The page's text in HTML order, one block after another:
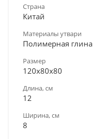
Страна
Китай
Материалы утвари
Полимерная глина
Размер
120х80х80
Длина, см
12
Ширина, см
8